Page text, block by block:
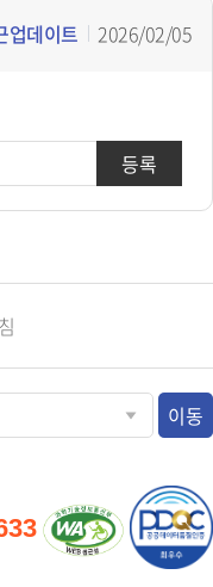
업데이트 2026/02/05
등록
이동